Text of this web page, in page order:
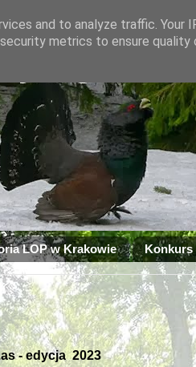
LOP w Krakowie
- edycja 2023
and to analyze traffic. Your
metrics to ensure quality